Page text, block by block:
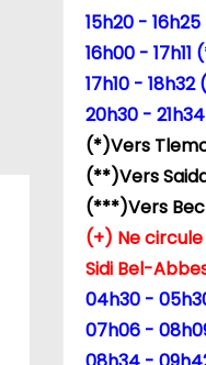
15h20 -
16h00 - 17h11
17h10 - 18h32
20h30 -
(*)Vers
(**)Vers
(***)Vers
(+) Ne
Sidi Bel-
04h30 -
07h06 -